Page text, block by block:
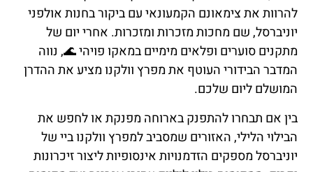
להרוות את צימאונם הקמעונאי עם ביקור בחנות אולפני
יוניברסל, שם מחכות מזכרות ומזכרות. אחרי יום של
מתקנים סוערים ופלאים מימיים במאקו פויהי 🌊, נווה
המדבר הבידורי העוטף את מפרץ וולקנו מציע את ההדרן
המושלם ליום שלכם.
בין אם תבחרו להתפנק בארוחה מפנקת או לחפש את
הבילוי הלילי, האזורים שמסביב למפרץ וולקנו ביי של
יוניברסל מספקים הזדמנויות אינסופיות ליצור זיכרונות